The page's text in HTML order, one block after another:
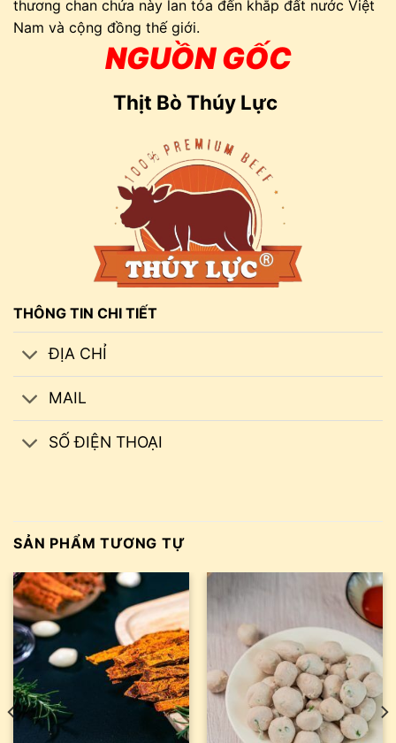
thương chan chứa này lan tỏa đến khắp đất nước Việt
Nam và cộng đồng thế giới.
NGUỒN GỐC
Thịt Bò Thúy Lực
THÔNG TIN CHI TIẾT
ĐỊA CHỈ
MAIL
SỐ ĐIỆN THOẠI
SẢN PHẨM TƯƠNG TỰ